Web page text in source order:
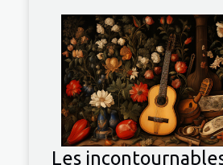
Les